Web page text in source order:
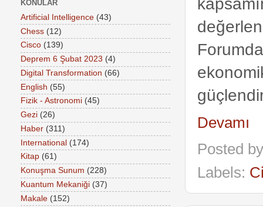
Devamı
Posted
Labels:
KONULAR
Artificial Intelligence (43)
Chess (12)
Cisco (139)
Deprem 6 Şubat 2023 (4)
Digital Transformation (66)
English (55)
Fizik - Astronomi (45)
Gezi (26)
Haber (311)
International (174)
Kitap (61)
Konuşma Sunum (228)
Kuantum Mekaniği (37)
Makale (152)